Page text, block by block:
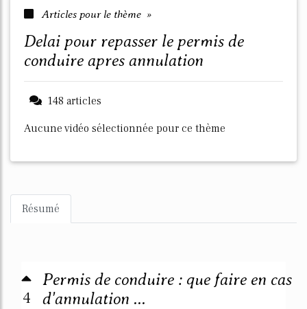
Articles pour le thème »
delai pour repasser le permis de
conduire apres annulation
148 articles
Aucune vidéo sélectionnée pour ce thème
Résumé
4
Permis de conduire : que faire en cas
d'annulation ...